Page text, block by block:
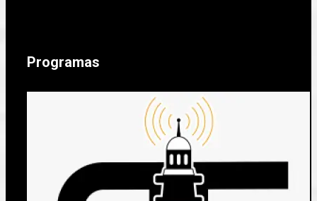
Programas